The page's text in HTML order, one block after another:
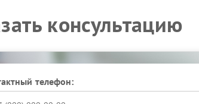
консультацию
телефон: